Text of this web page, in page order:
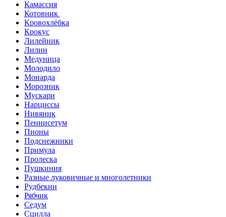
Камассия
Котовник
Кровохлёбка
Крокус
Лилейник
Лилии
Медуница
Молодило
Монарда
Морозник
Мускари
Нарциссы
Нивяник
Пеннисетум
Пионы
Подснежники
Примула
Пролеска
Пушкиния
Разные луковичные и многолетники
Рудбекии
Рябчик
Седум
Сцилла